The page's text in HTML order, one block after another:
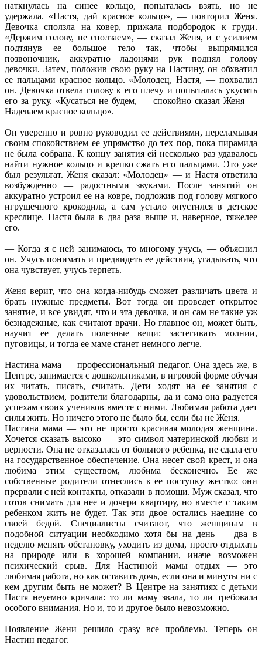
наткнулась на синее кольцо, попыталась взять, но не
удержала. «Настя, дай красное кольцо», — повторил Женя.
Девочка сползла на ковер, прижала подбородок к груди.
«Держим голову, не сползаем», — сказал Женя, и с усилием
подтянув ее большое тело так, чтобы выпрямился
позвоночник, аккуратно ладонями рук поднял голову
девочки. Затем, положив свою руку на Настину, он обхватил
ее пальцами красное кольцо. «Молодец, Настя, — похвалил
он. Девочка отвела голову к его плечу и попыталась укусить
его за руку. «Кусаться не будем, — спокойно сказал Женя —
Надеваем красное кольцо».
Он уверенно и ровно руководил ее действиями, переламывая
своим спокойствием ее упрямство до тех пор, пока пирамида
не была собрана. К концу занятия ей несколько раз удавалось
найти нужное кольцо и крепко сжать его пальцами. Это уже
был результат. Женя сказал: «Молодец» — и Настя ответила
возбужденно — радостными звуками. После занятий он
аккуратно устроил ее на ковре, подложив под голову мягкого
игрушечного крокодила, а сам устало опустился в детское
креслице. Настя была в два раза выше и, наверное, тяжелее
его.
— Когда я с ней занимаюсь, то многому учусь, — объяснил
он. Учусь понимать и предвидеть ее действия, угадывать, что
она чувствует, учусь терпеть.
Женя верит, что она когда-нибудь сможет различать цвета и
брать нужные предметы. Вот тогда он проведет открытое
занятие, и все увидят, что и эта девочка, и он сам не такие уж
безнадежные, как считают врачи. Но главное он, может быть,
научит ее делать полезные вещи: застегивать молнии,
пуговицы, и тогда ее маме станет немного легче.
Настина мама — профессиональный педагог. Она здесь же, в
Центре, занимается с дошкольниками, в игровой форме обучая
их читать, писать, считать. Дети ходят на ее занятия с
удовольствием, родители благодарны, да и сама она радуется
успехам своих учеников вместе с ними. Любимая работа дает
силы жить. Но ничего этого не было бы, если бы не Женя.
Настина мама — это не просто красивая молодая женщина.
Хочется сказать высоко — это символ материнской любви и
верности. Она не отказалась от больного ребенка, не сдала его
на государственное обеспечение. Она несет свой крест, и она
любима этим существом, любима бесконечно. Ее же
собственные родители отнеслись к ее поступку жестко: они
прервали с ней контакты, отказали в помощи. Муж сказал, что
готов снимать для нее и дочери квартиру, но вместе с таким
ребенком жить не будет. Так эти двое остались наедине со
своей бедой. Специалисты считают, что женщинам в
подобной ситуации необходимо хотя бы на день — два в
неделю менять обстановку, уходить из дома, просто отдыхать
на природе или в хорошей компании, иначе возможен
психический срыв. Для Настиной мамы отдых — это
любимая работа, но как оставить дочь, если она и минуты ни с
кем другим быть не может? В Центре на занятиях с детьми
Настя неуемно кричала: то ли маму звала, то ли требовала
особого внимания. Но и, то и другое было невозможно.
Появление Жени решило сразу все проблемы. Теперь он
Настин педагог.